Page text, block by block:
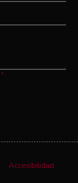
*
Accesibilidad